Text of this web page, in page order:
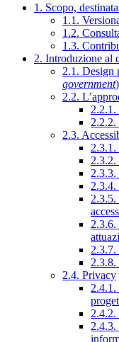
1. Scopo,
1.1.
1.2.
1.3.
2. Introduzione al
2.1. Design
government)
2.2.
2.2.1.
2.3.
2.3.2.
2.3.3.
2.3.4.
2.3.5.
2.3.6.
2.3.7.
2.4. Privacy
2.4.1.
2.4.2.
2.4.3.